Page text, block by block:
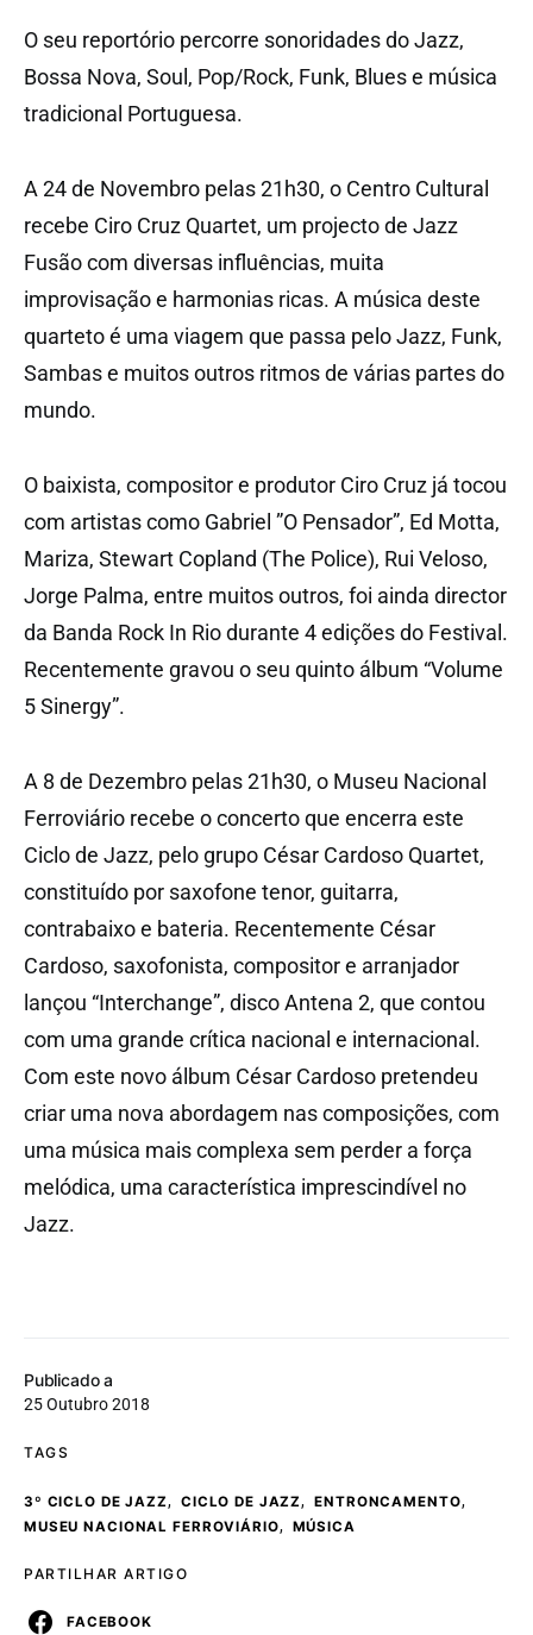
Publicado a
25 Outubro 2018
TAGS
3º CICLO DE JAZZ, CICLO DE JAZZ, ENTRONCAMENTO,
MUSEU NACIONAL FERROVIÁRIO, MÚSICA
PARTILHAR ARTIGO
FACEBOOK
O seu reportório percorre sonoridades do Jazz,
Bossa Nova, Soul, Pop/Rock, Funk, Blues e música
tradicional Portuguesa.
A 24 de Novembro pelas 21h30, o Centro Cultural
recebe Ciro Cruz Quartet, um projecto de Jazz
Fusão com diversas influências, muita
improvisação e harmonias ricas. A música deste
quarteto é uma viagem que passa pelo Jazz, Funk,
Sambas e muitos outros ritmos de várias partes do
mundo.
O baixista, compositor e produtor Ciro Cruz já tocou
com artistas como Gabriel ”O Pensador”, Ed Motta,
Mariza, Stewart Copland (The Police), Rui Veloso,
Jorge Palma, entre muitos outros, foi ainda director
da Banda Rock In Rio durante 4 edições do Festival.
Recentemente gravou o seu quinto álbum “Volume
5 Sinergy”.
A 8 de Dezembro pelas 21h30, o Museu Nacional
Ferroviário recebe o concerto que encerra este
Ciclo de Jazz, pelo grupo César Cardoso Quartet,
constituído por saxofone tenor, guitarra,
contrabaixo e bateria. Recentemente César
Cardoso, saxofonista, compositor e arranjador
lançou “Interchange”, disco Antena 2, que contou
com uma grande crítica nacional e internacional.
Com este novo álbum César Cardoso pretendeu
criar uma nova abordagem nas composições, com
uma música mais complexa sem perder a força
melódica, uma característica imprescindível no
Jazz.